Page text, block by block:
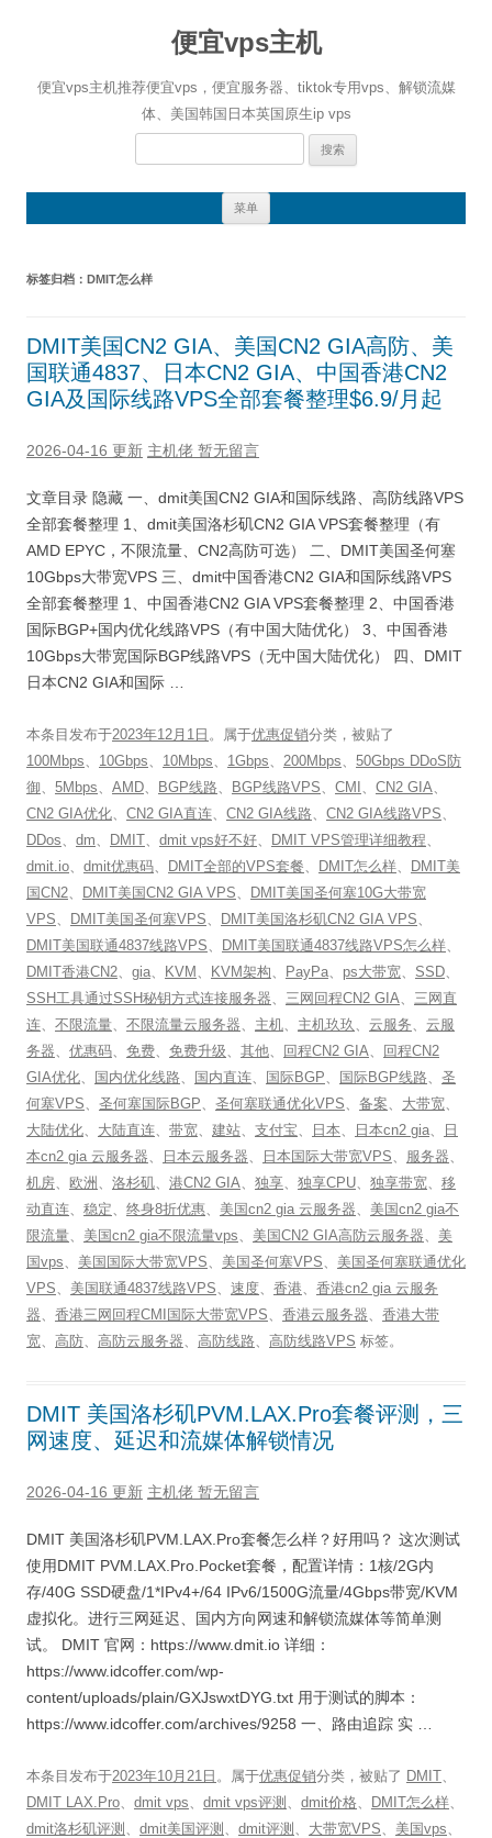
便宜vps主机
便宜vps主机推荐便宜vps，便宜服务器、tiktok专用vps、解锁流媒
体、美国韩国日本英国原生ip vps
搜
菜单
标签归档： DMIT怎么样
DMIT美国CN2 GIA、美国CN2 GIA高防、美
国联通4837、日本CN2 GIA、中国香港CN2
GIA及国际线路VPS全部套餐整理$6.9/月起
2026-04-16 更新 主机佬 暂无留言
文章目录 隐藏 一、dmit美国CN2 GIA和国际线路、高防线路VPS
全部套餐整理 1、dmit美国洛杉矶CN2 GIA VPS套餐整理（有
AMD EPYC，不限流量、CN2高防可选） 二、DMIT美国圣何塞
10Gbps大带宽VPS 三、dmit中国香港CN2 GIA和国际线路VPS
全部套餐整理 1、中国香港CN2 GIA VPS套餐整理 2、中国香港
国际BGP+国内优化线路VPS（有中国大陆优化） 3、中国香港
10Gbps大带宽国际BGP线路VPS（无中国大陆优化） 四、DMIT
日本CN2 GIA和国际 …
本条目发布于2023年12月1日 。属于优惠促销分类，被贴了
100Mbps、 10Gbps、 10Mbps、 1Gbps、 200Mbps、 50Gbps DDoS防
御、 5Mbps、 AMD、 BGP线路、 BGP线路VPS、 CMI 、 CN2 GIA、
CN2 GIA优化、 CN2 GIA直连、 CN2 GIA线路、 CN2 GIA线路VPS、
DDos、 dm、 DMIT、 dmit vps好不好、 DMIT VPS管理详细教程、
dmit.io、 dmit优惠码、 DMIT全部的VPS套餐、 DMIT怎么样、
DMIT美
国CN2、 DMIT美国CN2 GIA VPS、
DMIT美国圣何塞10G大带宽
VPS、 DMIT美国圣何塞VPS、 DMIT美国洛杉矶CN2 GIA VPS、
DMIT美国联通4837线路VPS、 DMIT美国联通4837线路VPS怎么样、
DMIT香港CN2、 gia、 KVM 、 KVM架构、 PayPa、 ps大带宽、 SSD、
SSH工具通过SSH秘钥方式连接服务器、 三网回程CN2 GIA、 三网直
连、 不限流量、 不限流量云服务器、 主机、 主机玖玖、 云服务、 云服
务器、 优惠码、 免费、 免费升级、 其他、 回程CN2 GIA、
回程CN2
GIA优化、 国内优化线路、 国内直连、 国际BGP、 国际BGP线路、 圣
何塞VPS、 圣何塞国际BGP、 圣何塞联通优化VPS、 备案、 大带宽、
大陆优化、 大陆直连、 带宽、 建站、 支付宝、 日本、 日本cn2 gia、
日
本cn2 gia 云服务器、 日本云服务器、 日本国际大带宽VPS、 服务器、
机房、 欧洲 、 洛杉矶、 港CN2 GIA、 独享、 独享CPU、 独享带宽、 移
动直连、 稳定、 终身8折优惠、 美国cn2 gia 云服务器、 美国cn2 gia不
限流量、 美国cn2 gia不限流量vps、 美国CN2 GIA高防云服务器、 美
国vps、 美国国际大带宽VPS、 美国圣何塞VPS、 美国圣何塞联通优化
VPS、 美国联通4837线路VPS、 速度、 香港、 香港cn2 gia 云服务
器、 香港三网回程CMI国际大带宽VPS、 香港云服务器、 香港大带
宽、 高防、 高防云服务器、 高防线路、 高防线路VPS 标签。
DMIT 美国洛杉矶PVM.LAX.Pro套餐评测，三
网速度、延迟和流媒体解锁情况
2026-04-16 更新 主机佬 暂无留言
DMIT 美国洛杉矶PVM.LAX.Pro套餐怎么样？好用吗？ 这次测试
使用DMIT PVM.LAX.Pro.Pocket套餐，配置详情：1核/2G内
存/40G SSD硬盘/1*IPv4+/64 IPv6/1500G流量/4Gbps带宽/KVM
虚拟化。进行三网延迟、国内方向网速和解锁流媒体等简单测
试。 DMIT 官网：https://www.dmit.io 详细：
https://www.idcoffer.com/wp-
content/uploads/plain/GXJswxtDYG.txt 用于测试的脚本：
https://www.idcoffer.com/archives/9258 一、路由追踪 实 …
本条目发布于2023年10月21日 。属于优惠促销分类，被贴了 DMIT、
DMIT LAX.Pro、 dmit vps、 dmit vps评测 、 dmit价格、 DMIT怎么样、
dmit洛杉矶评测 、 dmit美国评测 、 dmit评测 、 大带宽VPS、 美国vps、